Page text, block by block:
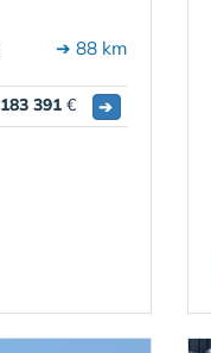
➔ 88 km
183 391 € ➔